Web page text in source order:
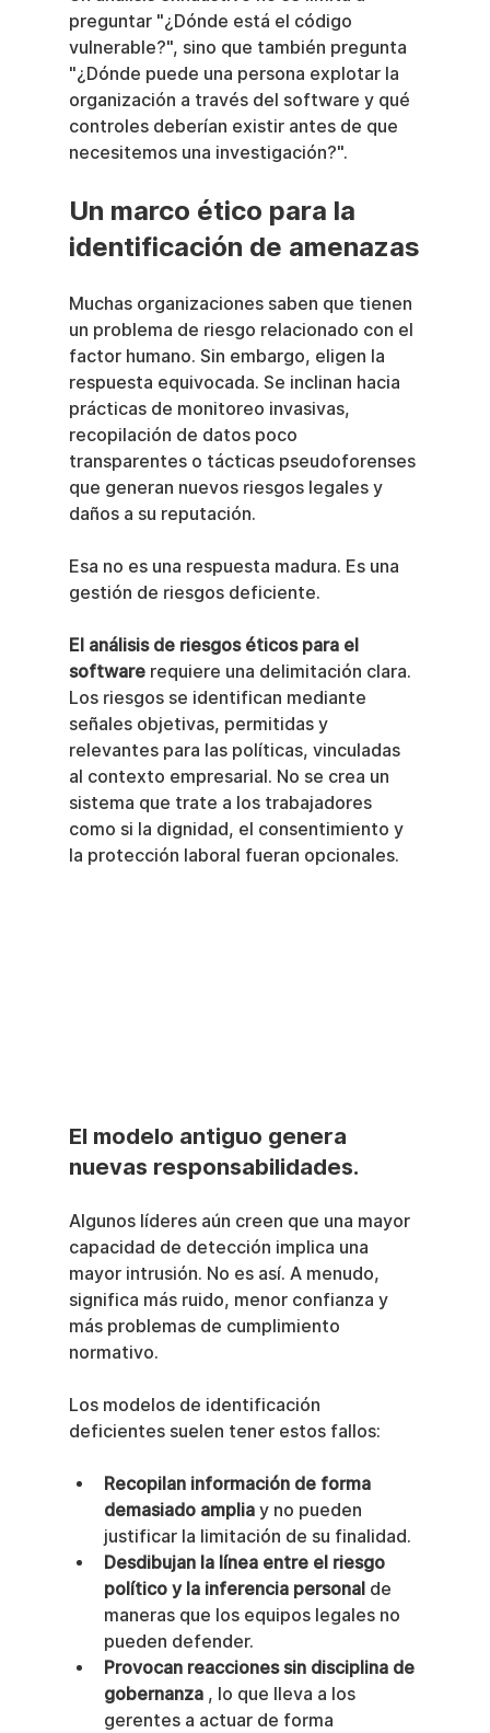
preguntar "¿Dónde está el código
vulnerable?", sino que también pregunta
"¿Dónde puede una persona explotar la
organización a través del software y qué
controles deberían existir antes de que
necesitemos una investigación?".
Un marco ético para la
identificación de amenazas
Muchas organizaciones saben que tienen
un problema de riesgo relacionado con el
factor humano. Sin embargo, eligen la
respuesta equivocada. Se inclinan hacia
prácticas de monitoreo invasivas,
recopilación de datos poco
transparentes o tácticas pseudoforenses
que generan nuevos riesgos legales y
daños a su reputación.
Esa no es una respuesta madura. Es una
gestión de riesgos deficiente.
El análisis de riesgos éticos para el
software requiere una delimitación clara.
Los riesgos se identifican mediante
señales objetivas, permitidas y
relevantes para las políticas, vinculadas
al contexto empresarial. No se crea un
sistema que trate a los trabajadores
como si la dignidad, el consentimiento y
la protección laboral fueran opcionales.
El modelo antiguo genera
nuevas responsabilidades.
Algunos líderes aún creen que una mayor
capacidad de detección implica una
mayor intrusión. No es así. A menudo,
significa más ruido, menor confianza y
más problemas de cumplimiento
normativo.
Los modelos de identificación
deficientes suelen tener estos fallos:
Recopilan información de forma
demasiado amplia y no pueden
justificar la limitación de su finalidad.
Desdibujan la línea entre el riesgo
político y la inferencia personal de
maneras que los equipos legales no
pueden defender.
Provocan reacciones sin disciplina de
gobernanza , lo que lleva a los
gerentes a actuar de forma